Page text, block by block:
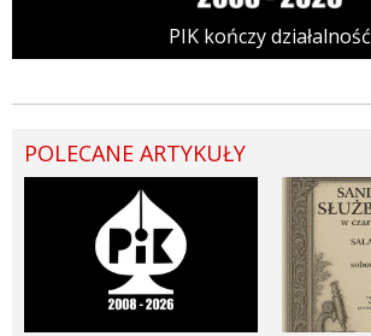
PIK kończy działalność
POLECANE ARTYKUŁY